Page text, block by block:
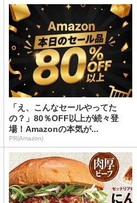
「え、こんなセールやってた
の？」80％OFF以上が続々登
場！Amazonの本気が...
PR(Amazon)